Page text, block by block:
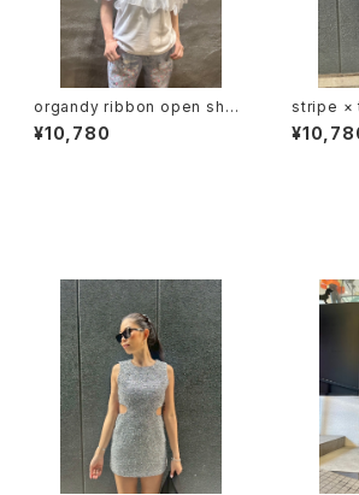
organdy ribbon open shou
lder design tops トップス 肩
開き オーガンジー リボン
¥10,780
stripe ×
shirt シャ
カバー